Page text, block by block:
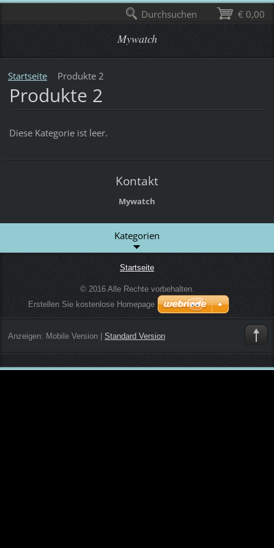
Mywatch
Startseite Produkte 2
Produkte 2
Diese Kategorie ist leer.
Kontakt
Mywatch
Kategorien
Startseite
© 2016 Alle Rechte vorbehalten.
Erstellen Sie kostenlose Homepage
Anzeigen: Mobile Version| Standard Version
€ 0,00
Durchsuchen